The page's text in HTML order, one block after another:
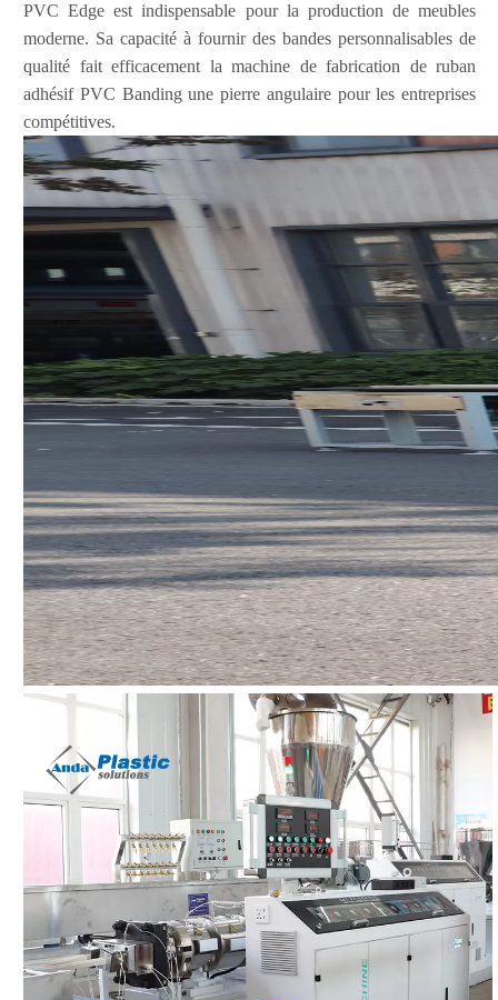
PVC Edge est indispensable pour la production de meubles
moderne. Sa capacité à fournir des bandes personnalisables de
qualité fait efficacement la machine de fabrication de ruban
adhésif PVC Banding une pierre angulaire pour les entreprises
compétitives.